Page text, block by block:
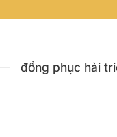
đồng phục hải